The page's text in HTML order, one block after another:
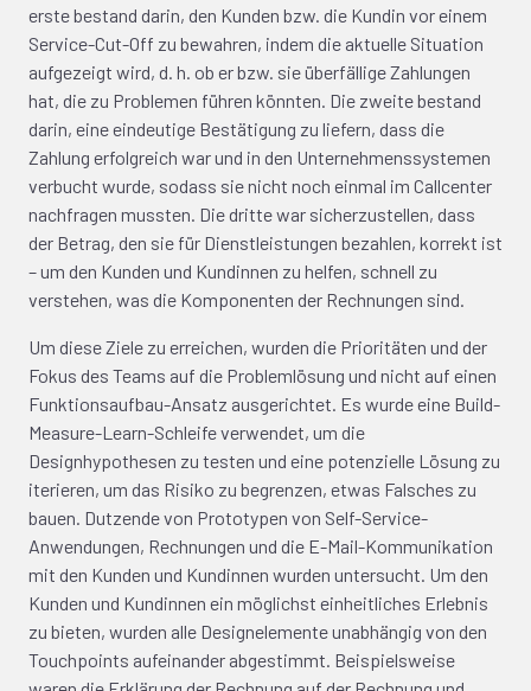
erste bestand darin, den Kunden bzw. die Kundin vor einem
Service-Cut-Off zu bewahren, indem die aktuelle Situation
aufgezeigt wird, d. h. ob er bzw. sie überfällige Zahlungen
hat, die zu Problemen führen könnten. Die zweite bestand
darin, eine eindeutige Bestätigung zu liefern, dass die
Zahlung erfolgreich war und in den Unternehmenssystemen
verbucht wurde, sodass sie nicht noch einmal im Callcenter
nachfragen mussten. Die dritte war sicherzustellen, dass
der Betrag, den sie für Dienstleistungen bezahlen, korrekt ist
– um den Kunden und Kundinnen zu helfen, schnell zu
verstehen, was die Komponenten der Rechnungen sind.
Um diese Ziele zu erreichen, wurden die Prioritäten und der
Fokus des Teams auf die Problemlösung und nicht auf einen
Funktionsaufbau-Ansatz ausgerichtet. Es wurde eine Build-
Measure-Learn-Schleife verwendet, um die
Designhypothesen zu testen und eine potenzielle Lösung zu
iterieren, um das Risiko zu begrenzen, etwas Falsches zu
bauen. Dutzende von Prototypen von Self-Service-
Anwendungen, Rechnungen und die E-Mail-Kommunikation
mit den Kunden und Kundinnen wurden untersucht. Um den
Kunden und Kundinnen ein möglichst einheitliches Erlebnis
zu bieten, wurden alle Designelemente unabhängig von den
Touchpoints aufeinander abgestimmt. Beispielsweise